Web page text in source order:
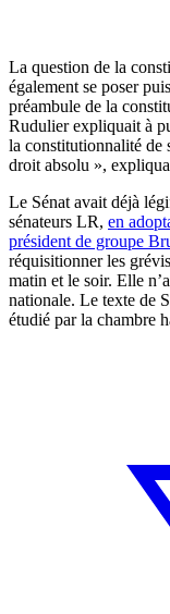
La question de la
également se poser
préambule de la
Rudulier expliquait à
la constitutionnalité de
droit absolu »,
Le Sénat avait déjà
sénateurs LR, en
président de groupe
réquisitionner les
matin et le soir. Elle
nationale. Le texte de
étudié par la chambre